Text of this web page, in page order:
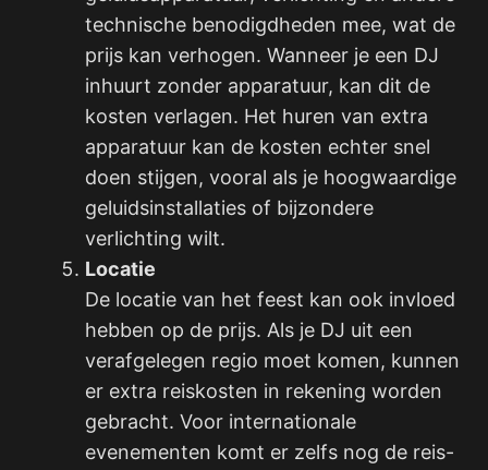
technische benodigdheden mee, wat de
prijs kan verhogen. Wanneer je een DJ
inhuurt zonder apparatuur, kan dit de
kosten verlagen. Het huren van extra
apparatuur kan de kosten echter snel
doen stijgen, vooral als je hoogwaardige
geluidsinstallaties of bijzondere
verlichting wilt.
Locatie
De locatie van het feest kan ook invloed
hebben op de prijs. Als je DJ uit een
verafgelegen regio moet komen, kunnen
er extra reiskosten in rekening worden
gebracht. Voor internationale
evenementen komt er zelfs nog de reis-